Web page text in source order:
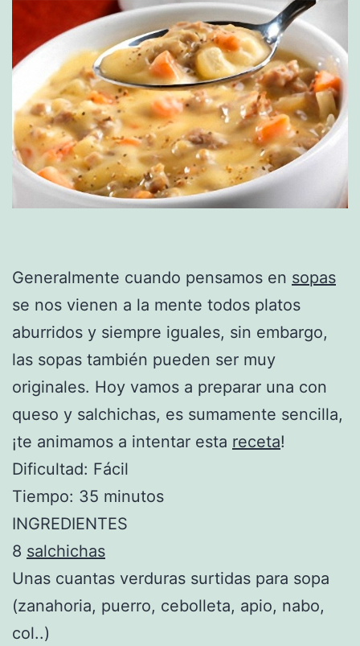
Generalmente cuando pensamos en sopas
se nos vienen a la mente todos platos
aburridos y siempre iguales, sin embargo,
las sopas también pueden ser muy
originales. Hoy vamos a preparar una con
queso y salchichas, es sumamente sencilla,
¡te animamos a intentar esta receta!
Dificultad: Fácil
Tiempo: 35 minutos
INGREDIENTES
8 salchichas
Unas cuantas verduras surtidas para sopa
(zanahoria, puerro, cebolleta, apio, nabo,
col..)